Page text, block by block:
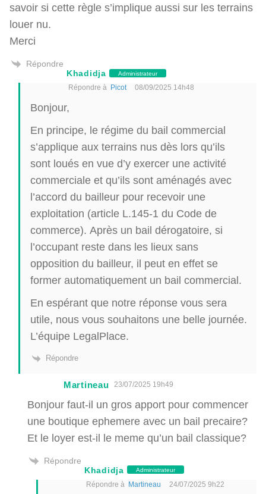
savoir si cette règle s’implique aussi sur les terrains
louer nu.
Merci
Répondre
Khadidja
Administrateur
Répondre à Picot 08/09/2025 14h48
Bonjour,
En principe, le régime du bail commercial
s’applique aux terrains nus dès lors qu’ils
sont loués en vue d’y exercer une activité
commerciale et qu’ils sont aménagés avec
l’accord du bailleur pour recevoir une
exploitation (article L.145-1 du Code de
commerce). Après un bail dérogatoire, si
l’occupant reste dans les lieux sans
opposition du bailleur, il peut en effet se
former automatiquement un bail commercial.
En espérant que notre réponse vous sera
utile, nous vous souhaitons une belle journée.
L’équipe LegalPlace.
Répondre
Martineau 23/07/2025 19h49
Bonjour faut-il un gros apport pour commencer
une boutique ephemere avec un bail precaire?
Et le loyer est-il le meme qu’un bail classique?
Répondre
Khadidja
Administrateur
Répondre à Martineau 24/07/2025 9h22